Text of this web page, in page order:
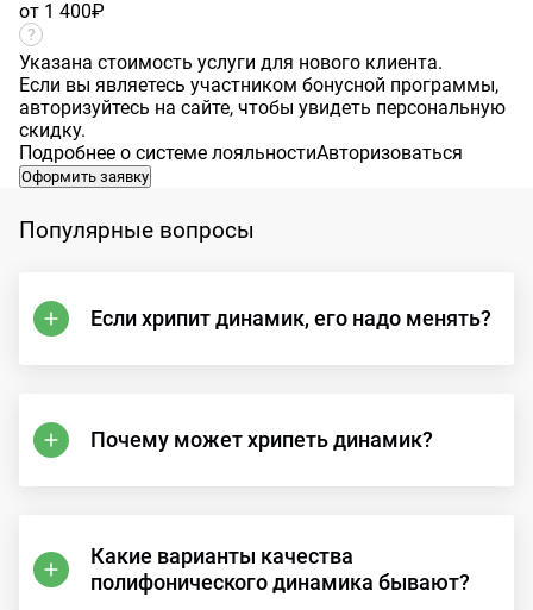
от 1 400₽
Указана стоимость услуги для нового клиента.
Если вы являетесь участником бонусной программы,
авторизуйтесь на сайте, чтобы увидеть персональную
скидку.
Подробнее о системе лояльностиАвторизоваться
Оформить заявку
Популярные вопросы
Если хрипит динамик, его надо менять?
Почему может хрипеть динамик?
Какие варианты качества
полифонического динамика бывают?